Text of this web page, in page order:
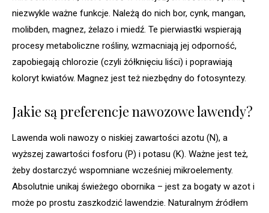
niezwykle ważne funkcje. Należą do nich bor, cynk, mangan,
molibden, magnez, żelazo i miedź. Te pierwiastki wspierają
procesy metaboliczne rośliny, wzmacniają jej odporność,
zapobiegają chlorozie (czyli żółknięciu liści) i poprawiają
koloryt kwiatów. Magnez jest też niezbędny do fotosyntezy.
Jakie są preferencje nawozowe lawendy?
Lawenda woli nawozy o niskiej zawartości azotu (N), a
wyższej zawartości fosforu (P) i potasu (K). Ważne jest też,
żeby dostarczyć wspomniane wcześniej mikroelementy.
Absolutnie unikaj świeżego obornika – jest za bogaty w azot i
może po prostu zaszkodzić lawendzie. Naturalnym źródłem